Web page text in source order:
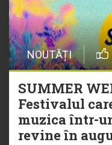
NOUTĂȚI
SUMMER
Festivalul
muzica într-
revine în